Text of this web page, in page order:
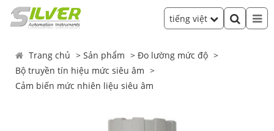
tiếng việt
Trang chủ Sản phẩm
Đo lường mức độ
Bộ truyền tín hiệu mức siêu âm
Cảm biến mức nhiên liệu siêu âm